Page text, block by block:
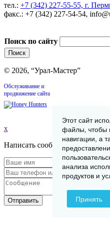
тел.: +7 (342) 227-55-55, г.
факс.: +7 (342) 227-54-54,
Поиск по сайту
© 2026, “Урал-Мастер”
Обслуживание и
продвижение сайта
x
Написать сообщение
Отправить
Этот сайт
файлы, чтобы
навигации, а
анализа
продуктов и
Принять